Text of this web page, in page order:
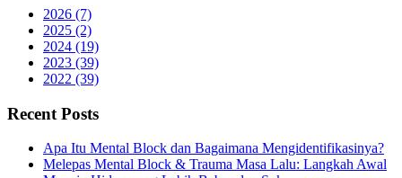
2026 (7)
2025 (2)
2024 (19)
2023 (39)
2022 (39)
Recent Posts
Apa Itu Mental Block dan Bagaimana Mengidentifikasinya?
Melepas Mental Block & Trauma Masa Lalu: Langkah Awal